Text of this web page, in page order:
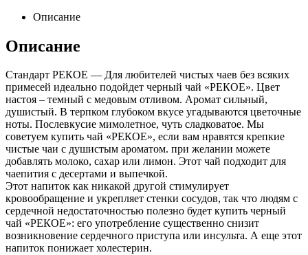
Описание
Описание
Стандарт РЕКОЕ — Для любителей чистых чаев без всяких
примесей идеально подойдет черный чай «РЕКОЕ». Цвет
настоя – темный с медовым отливом. Аромат сильный,
душистый. В терпком глубоком вкусе угадываются цветочные
ноты. Послевкусие мимолетное, чуть сладковатое. Мы
советуем купить чай «РЕКОЕ», если вам нравятся крепкие
чистые чаи с душистым ароматом. при желании можете
добавлять молоко, сахар или лимон. Этот чай подходит для
чаепития с десертами и выпечкой.
Этот напиток как никакой другой стимулирует
кровообращение и укрепляет стенки сосудов, так что людям с
сердечной недостаточностью полезно будет купить черный
чай «РЕКОЕ»: его употребление существенно снизит
возникновение сердечного приступа или инсульта. А еще этот
напиток понижает холестерин.